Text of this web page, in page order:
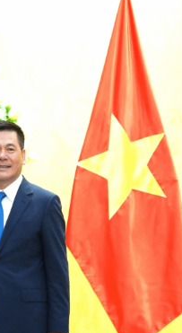
lực
Tổ chức kiểm định kỹ
động thuộc thẩm quyền
Bộ Công Thương
Tổ chức được cấp GCN
động kiểm định thiết bị,
làm việc ở môi trường
hiểm khí, bụi nổ
Cơ sở sản xuất, sửa
LPG
Thương
Thương
tiết kiệm và
Hiệu quả năng lượng
và đổi mới sáng